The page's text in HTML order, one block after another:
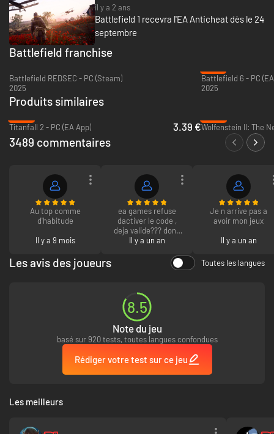
il y a 2 ans
Battlefield 1 recevra l'EA Anticheat dès le 24
septembre
Battlefield franchise
Battlefield REDSEC - PC (Steam)
2025
Battlefield 6 - PC
2025
Produits similaires
Titanfall 2 - PC (EA App)
3.39 €Wolfenstein II: The
3489 commentaires
Au top comme
d'habitude
Il y a 9 mois
ea games refuse
dactiver le code ,
deja valide??? donc
impossible a
Il y a un an
Je n arrive pas a
avoir mon jeux
Il y a un an
Les avis des joueurs Toutes les langues
8.5
Note du jeu
basé sur 920 tests, toutes langues confondues
Rédiger votre test sur ce jeu
Les meilleurs